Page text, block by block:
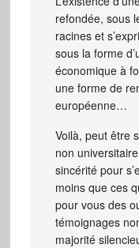
refondée, sous
racines et
sous la forme
économique à
une forme de
européenne…
Voilà, peut être
non
sincérité pour
moins que ces
pour vous des
témoignages
majorité